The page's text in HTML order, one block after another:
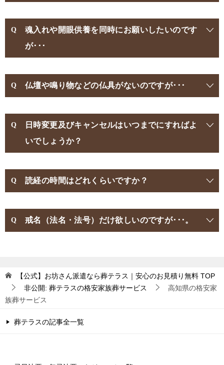
魂入れや開眼供養を同時にお願いしたいのです
が･･･
仏壇や鳴り物などの仏具がないのですが･･･
日時変更及びキャンセルはいつまでにすればよ
いでしょうか？
読経の時間はどれくらいですか？
戒名（法名・法号）だけ欲しいのですが･･･。
【公式】お坊さん派遣なら葬テラス｜安心のお見積り無料 TOP
非公開: 葬テラスの格安家族葬サービス
高知県の格安家
族葬サービス
葬テラスの記事全一覧